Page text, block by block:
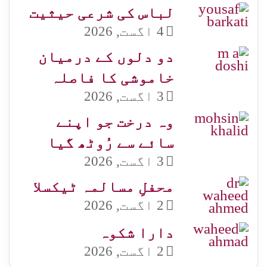
لباس کی شرعی حیثیت
4 اگست, 2026
دو دلوں کے درمیان
خاموشی کا فاصلہ
3 اگست, 2026
وہ درخت جو اپنے
سائے سے رُوٹھ گیا
3 اگست, 2026
محفلِ مسالمہ ٹیکسلا
2 اگست, 2026
دارا شکوہ
2 اگست, 2026